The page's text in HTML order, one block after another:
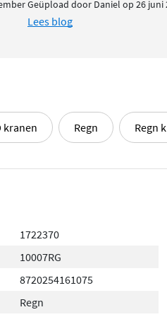
Geüpload door Daniel op 26 juni
Lees blog
kranen Regn Regn
1722370
10007RG
8720254161075
Regn